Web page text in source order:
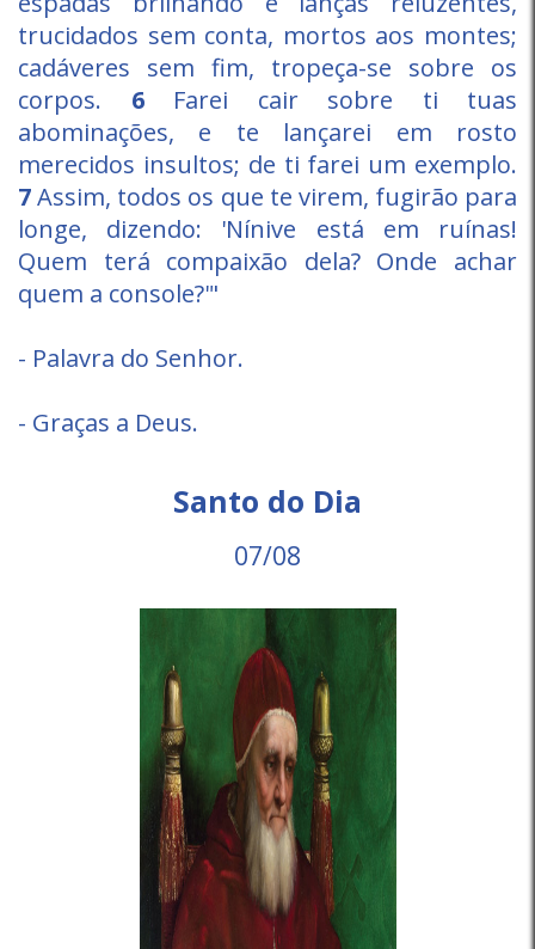
trucidados sem conta, mortos aos montes;
cadáveres sem fim, tropeça-se sobre os
corpos. 6Farei cair sobre ti tuas
abominações, e te lançarei em rosto
merecidos insultos; de ti farei um exemplo.
7Assim, todos os que te virem, fugirão para
longe, dizendo: 'Nínive está em ruínas!
Quem terá compaixão dela? Onde achar
quem a console?'"
- Palavra do Senhor.
- Graças a Deus.
Santo do Dia
07/08